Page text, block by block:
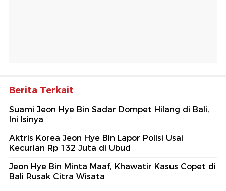
Berita Terkait
Suami Jeon Hye Bin Sadar Dompet Hilang di Bali,
Ini Isinya
Aktris Korea Jeon Hye Bin Lapor Polisi Usai
Kecurian Rp 132 Juta di Ubud
Jeon Hye Bin Minta Maaf, Khawatir Kasus Copet di
Bali Rusak Citra Wisata